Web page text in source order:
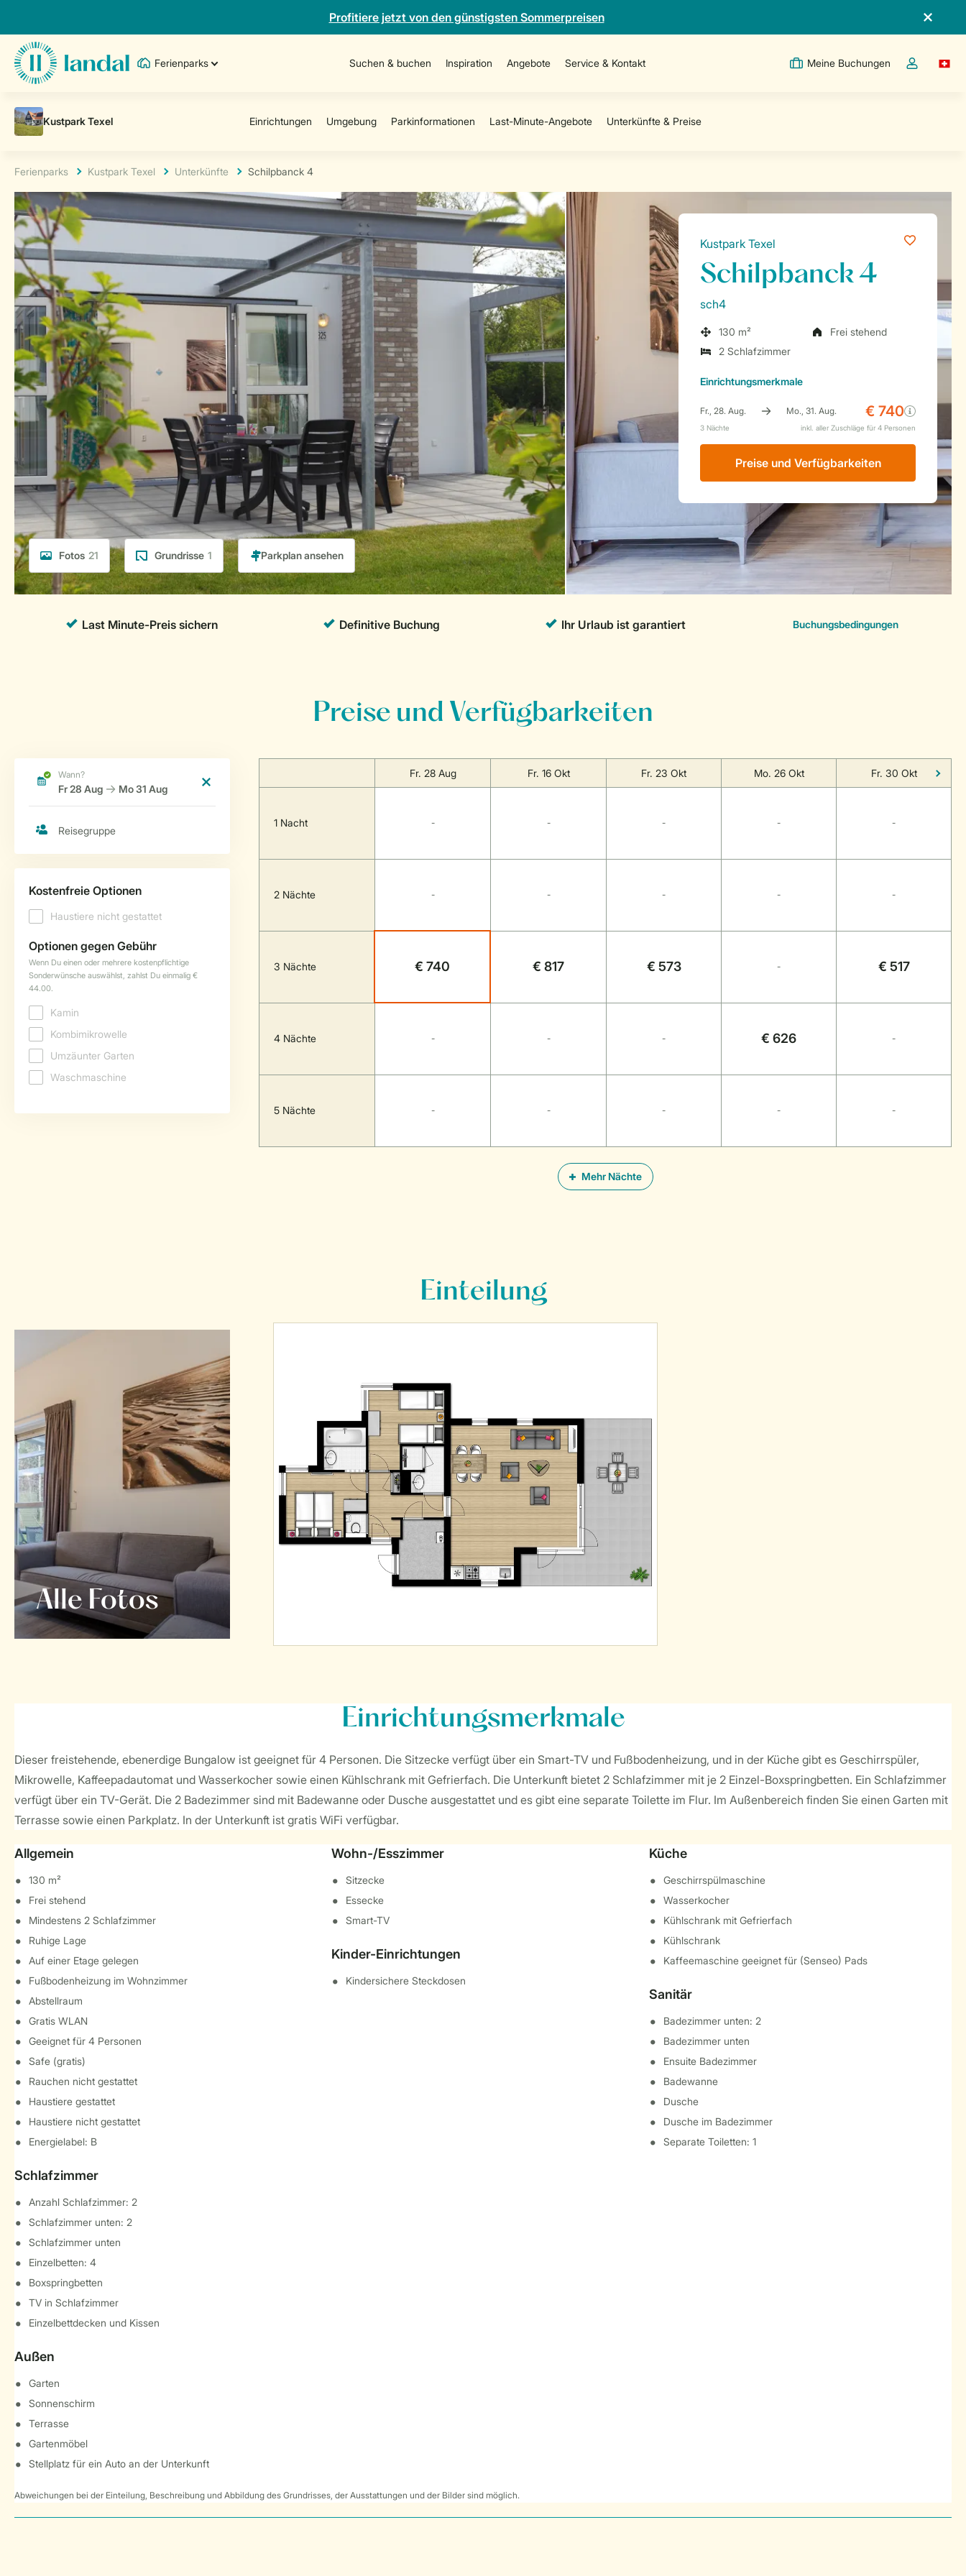
Profitiere jetzt von den günstigsten Sommerpreisen
Ferienparks Suchen & buchen Inspiration Angebote Service & Kontakt Meine Buchungen
Dropdown-
Ferienparks Kustpark Texel Unterkünfte Schilpbanck 4
Fotos 21 Grundrisse 1
Kustpark Texel
Schilpbanck 4
sch4
130 m²
Frei stehend
2 Schlafzimmer
Einrichtungsmerkmale
Preise und Verfügbarkeiten
Preise und Verfügbarkeiten
Mehr Nächte
Fr. 28 Aug Fr. 16 Okt Fr. 23 Okt Mo. 26 Okt Fr. 30 Okt
1 Nacht - - - - -
2 Nächte - - - - -
3 Nächte € 740 € 817 € 573 - € 517
4 Nächte - - - € 626 -
5 Nächte - - - - -
Einteilung
Alle Fotos
Einrichtungsmerkmale
Dieser freistehende, ebenerdige Bungalow ist geeignet für 4 Personen. Die Sitzecke verfügt über ein Smart-TV und Fußbodenheizung, und in der Küche gibt es Geschirrspüler,
Mikrowelle, Kaffeepadautomat und Wasserkocher sowie einen Kühlschrank mit Gefrierfach. Die Unterkunft bietet 2 Schlafzimmer mit je 2 Einzel-Boxspringbetten. Ein Schlafzimmer
verfügt über ein TV-Gerät. Die 2 Badezimmer sind mit Badewanne oder Dusche ausgestattet und es gibt eine separate Toilette im Flur. Im Außenbereich finden Sie einen Garten mit
Terrasse sowie einen Parkplatz. In der Unterkunft ist gratis WiFi verfügbar.
Allgemein
130 m²
Frei stehend
Mindestens 2 Schlafzimmer
Ruhige Lage
Auf einer Etage gelegen
Fußbodenheizung im Wohnzimmer
Abstellraum
Gratis WLAN
Geeignet für 4 Personen
Safe (gratis)
Rauchen nicht gestattet
Haustiere gestattet
Haustiere nicht gestattet
Energielabel: B
Schlafzimmer
Anzahl Schlafzimmer: 2
Schlafzimmer unten: 2
Schlafzimmer unten
Einzelbetten: 4
Boxspringbetten
TV in Schlafzimmer
Einzelbettdecken und Kissen
Außen
Garten
Sonnenschirm
Terrasse
Gartenmöbel
Stellplatz für ein Auto an der Unterkunft
Wohn-/Esszimmer
Sitzecke
Essecke
Smart-TV
Kinder-Einrichtungen
Kindersichere Steckdosen
Küche
Geschirrspülmaschine
Wasserkocher
Kühlschrank mit Gefrierfach
Kühlschrank
Kaffeemaschine geeignet für (Senseo) Pads
Sanitär
Badezimmer unten: 2
Badezimmer unten
Ensuite Badezimmer
Badewanne
Dusche
Dusche im Badezimmer
Separate Toiletten: 1
Abweichungen bei der Einteilung, Beschreibung und Abbildung des Grundrisses, der Ausstattungen und der Bilder sind möglich.